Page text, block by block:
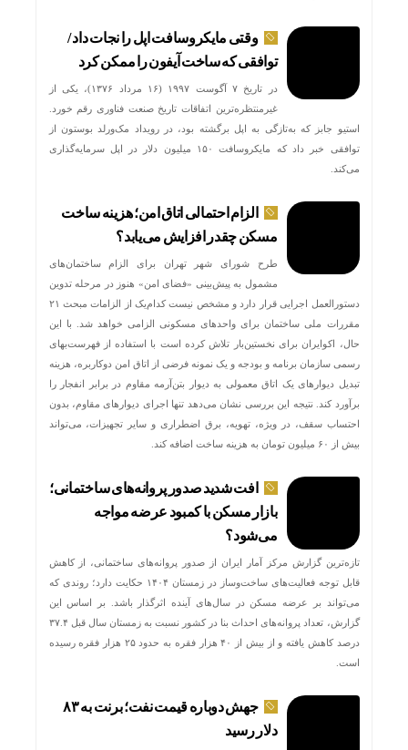
وقتی مایکروسافت اپل را نجات داد /
توافقی که ساخت آیفون را ممکن کرد
در تاریخ ۷ آگوست ۱۹۹۷ (۱۶ مرداد ۱۳۷۶)، یکی از
غیرمنتظره‌ترین اتفاقات تاریخ صنعت فناوری رقم خورد.
استیو جابز که به‌تازگی به اپل برگشته بود، در رویداد مک‌ورلد بوستون از
توافقی خبر داد که مایکروسافت ۱۵۰ میلیون دلار در اپل سرمایه‌گذاری
می‌کند.
الزام احتمالی اتاق امن؛ هزینه ساخت
مسکن چقدر افزایش می‌یابد؟
طرح شورای شهر تهران برای الزام ساختمان‌های
مشمول به پیش‌بینی «فضای امن» هنوز در مرحله تدوین
دستورالعمل اجرایی قرار دارد و مشخص نیست کدام‌یک از الزامات مبحث ۲۱
مقررات ملی ساختمان برای واحدهای مسکونی الزامی خواهد شد. با این
حال، اکوایران برای نخستین‌بار تلاش کرده است با استفاده از فهرست‌بهای
رسمی سازمان برنامه و بودجه و یک نمونه فرضی از اتاق امن دوکاربره، هزینه
تبدیل دیوارهای یک اتاق معمولی به دیوار بتن‌آرمه مقاوم در برابر انفجار را
برآورد کند. نتیجه این بررسی نشان می‌دهد تنها اجرای دیوارهای مقاوم، بدون
احتساب سقف، در ویژه، تهویه، برق اضطراری و سایر تجهیزات، می‌تواند
بیش از ۶۰ میلیون تومان به هزینه ساخت اضافه کند.
افت شدید صدور پروانه‌های ساختمانی؛
بازار مسکن با کمبود عرضه مواجه
می‌شود؟
تازه‌ترین گزارش مرکز آمار ایران از صدور پروانه‌های ساختمانی، از کاهش
قابل توجه فعالیت‌های ساخت‌وساز در زمستان ۱۴۰۴ حکایت دارد؛ روندی که
می‌تواند بر عرضه مسکن در سال‌های آینده اثرگذار باشد. بر اساس این
گزارش، تعداد پروانه‌های احداث بنا در کشور نسبت به زمستان سال قبل ۳۷.۴
درصد کاهش یافته و از بیش از ۴۰ هزار فقره به حدود ۲۵ هزار فقره رسیده
است.
جهش دوباره قیمت نفت؛ برنت به ۸۳
دلار رسید